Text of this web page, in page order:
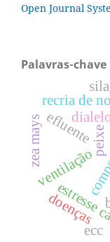
Open Journal
Palavras-chave
peixe
ventilação
efluente
zea mays
recria de
doenças
ecc